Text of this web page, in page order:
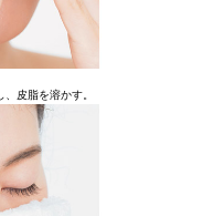
皮脂を溶かす。